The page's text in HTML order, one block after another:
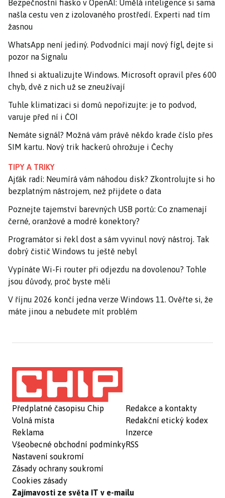
Bezpečnostní fiasko v OpenAI: Umělá inteligence si sama
našla cestu ven z izolovaného prostředí. Experti nad tím
žasnou
WhatsApp není jediný. Podvodníci mají nový fígl, dejte si
pozor na Signalu
Ihned si aktualizujte Windows. Microsoft opravil přes 600
chyb, dvě z nich už se zneužívají
Tuhle klimatizaci si domů nepořizujte: je to podvod,
varuje před ní i ČOI
Nemáte signál? Možná vám právě někdo krade číslo přes
SIM kartu. Nový trik hackerů ohrožuje i Čechy
TIPY A TRIKY
Ajťák radí: Neumírá vám náhodou disk? Zkontrolujte si ho
bezplatným nástrojem, než přijdete o data
Poznejte tajemství barevných USB portů: Co znamenají
černé, oranžové a modré konektory?
Programátor si řekl dost a sám vyvinul nový nástroj. Tak
dobrý čistič Windows tu ještě nebyl
Vypínáte Wi-Fi router při odjezdu na dovolenou? Tohle
jsou důvody, proč byste měli
V říjnu 2026 končí jedna verze Windows 11. Ověřte si, že
máte jinou a nebudete mít problém
Předplatné časopisu Chip
Volná místa
Reklama
Všeobecné obchodní podmínky
Nastavení soukromí
Zásady ochrany soukromí
Cookies zásady
Redakce a kontakty
Redakční etický kodex
Inzerce
RSS
Zajímavosti ze světa IT v e-mailu